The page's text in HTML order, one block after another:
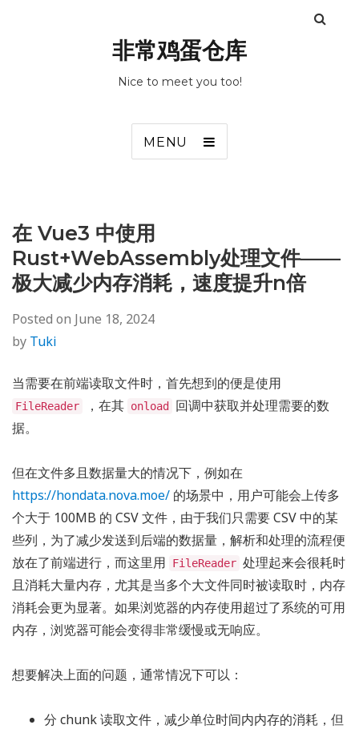
非常鸡蛋仓库
Nice to meet you too!
MENU
在 Vue3 中使用
Rust+WebAssembly处理文件——
极大减少内存消耗，速度提升n倍
Posted on June 18, 2024
by Tuki
当需要在前端读取文件时，首先想到的便是使用
FileReader ，在其 onload
回调中获取并处理需要的数
据。
但在文件多且数据量大的情况下，例如在
https://hondata.nova.moe/ 的场景中，用户可能会上传多
个大于 100MB 的 CSV 文件，由于我们只需要 CSV 中的某
些列，为了减少发送到后端的数据量，解析和处理的流程便
放在了前端进行，而这里用
FileReader 处理起来会很耗时
且消耗大量内存，尤其是当多个大文件同时被读取时，内存
消耗会更为显著。如果浏览器的内存使用超过了系统的可用
内存，浏览器可能会变得非常缓慢或无响应。
想要解决上面的问题，通常情况下可以：
分 chunk 读取文件，减少单位时间内内存的消耗，但